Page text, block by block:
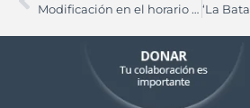
Modificación en el horario de misas